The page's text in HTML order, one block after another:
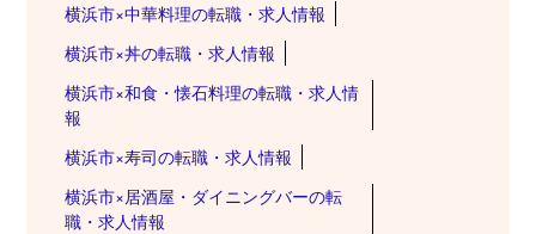
横浜市×中華料理の転職・求人情報
横浜市×丼の転職・求人情報
横浜市×和食・懐石料理の転職・求人情
報
横浜市×寿司の転職・求人情報
横浜市×居酒屋・ダイニングバーの転
職・求人情報